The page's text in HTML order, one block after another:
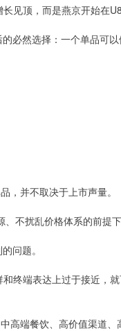
见顶，而是燕京开始在
必然选择：一个单品可
，并不取决于上市声量。
不扰乱价格体系的前提
问题。
终端表达上过于接近，
高端餐饮、高价值渠道